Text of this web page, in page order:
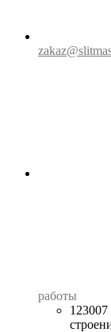
работы